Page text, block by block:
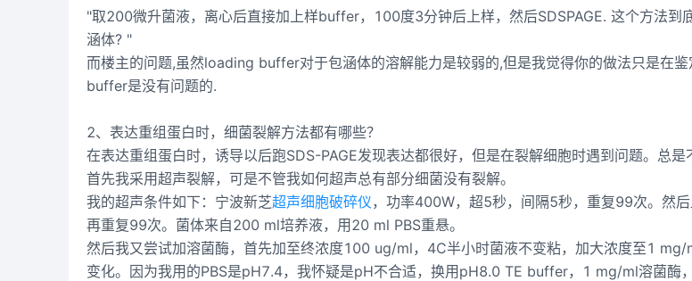
"取200微升菌液，离心后直接加上样buffer，100度3分钟后上样，然后SDSPAGE. 这个方法到
涵体? "
而楼主的问题,虽然loading buffer对于包涵体的溶解能力是较弱的,但是我觉得你的做法只是在
buffer是没有问题的.
2、表达重组蛋白时，细菌裂解方法都有哪些？
在表达重组蛋白时，诱导以后跑SDS-PAGE发现表达都很好，但是在裂解细胞时遇到问题。总是
首先我采用超声裂解，可是不管我如何超声总有部分细菌没有裂解。
我的超声条件如下：宁波新芝超声细胞破碎仪，功率400W，超5秒，间隔5秒，重复99次。然
再重复99次。菌体来自200 ml培养液，用20 ml PBS重悬。
然后我又尝试加溶菌酶，首先加至终浓度100 ug/ml，4C半小时菌液不变粘，加大浓度至1 mg/
变化。因为我用的PBS是pH7.4，我怀疑是pH不合适，换用pH8.0 TE buffer，1 mg/ml溶菌酶